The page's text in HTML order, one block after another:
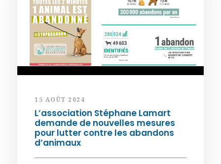
15 AOÛT 2024
L’association Stéphane Lamart
demande de nouvelles mesures
pour lutter contre les abandons
d’animaux